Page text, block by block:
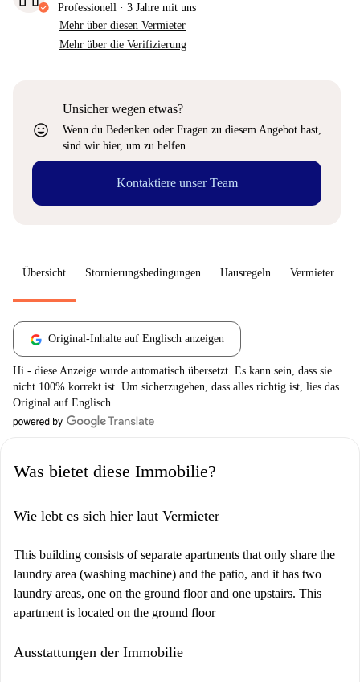
Professionell · 3 Jahre mit uns
Mehr über diesen Vermieter
Mehr über die Verifizierung
sentiment_very_satisfied
Unsicher wegen etwas?
Wenn du Bedenken oder Fragen zu diesem Angebot hast,
sind wir hier, um zu helfen.
Kontaktiere unser Team
Übersicht Stornierungsbedingungen Hausregeln Vermieter
Original-Inhalte auf Englisch anzeigen
Hi - diese Anzeige wurde automatisch übersetzt. Es kann sein, dass sie
nicht 100% korrekt ist. Um sicherzugehen, dass alles richtig ist, lies das
Original auf Englisch.
Was bietet diese Immobilie?
Wie lebt es sich hier laut Vermieter
This building consists of separate apartments that only share the
laundry area (washing machine) and the patio, and it has two
laundry areas, one on the ground floor and one upstairs. This
apartment is located on the ground floor
Ausstattungen der Immobilie